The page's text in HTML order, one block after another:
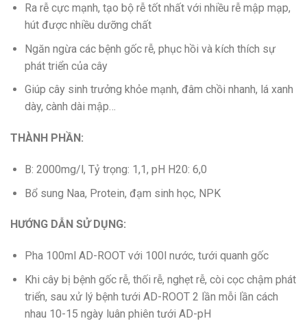
Ra rễ cực mạnh, tạo bộ rễ tốt nhất với nhiều rễ mập mạp,
hút được nhiều dưỡng chất
Ngăn ngừa các bệnh gốc rễ, phục hồi và kích thích sự
phát triển của cây
Giúp cây sinh trưởng khỏe mạnh, đâm chồi nhanh, lá xanh
dày, cành dài mập…
THÀNH PHẦN:
B: 2000mg/l, Tỷ trọng: 1,1, pH H20: 6,0
Bổ sung Naa, Protein, đạm sinh học, NPK
HƯỚNG DẪN SỬ DỤNG:
Pha 100ml AD-ROOT với 100l nước, tưới quanh gốc
Khi cây bị bệnh gốc rễ, thối rễ, nghẹt rễ, còi cọc chậm phát
triển, sau xử lý bệnh tưới AD-ROOT 2 lần mỗi lần cách
nhau 10-15 ngày luân phiên tưới AD-pH